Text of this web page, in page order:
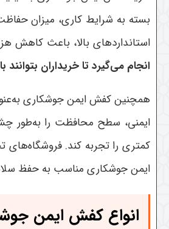
بسته به شرایط کاری، میزان
استانداردهای بالا، باعث
انجام می‌گیرد تا خریداران بتوانند
همچنین کفش ایمن جوشکاری
ایمنی، سطح محافظت را به‌طور
کمتری را تجربه کند. فروشگاه‌های
ایمن جوشکاری مناسب به حفظ
انواع کفش ایمن